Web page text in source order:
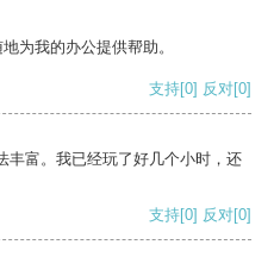
为我的办公提供帮助。
支持[0] 反对[0]
丰富。我已经玩了好几个小时，还
支持[0] 反对[0]